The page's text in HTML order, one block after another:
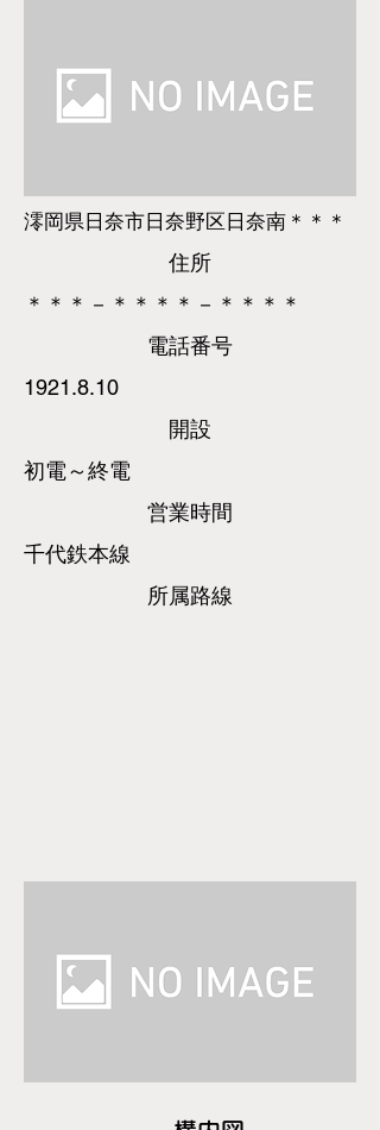
澪岡県日奈市日奈野区日奈南＊＊＊
​住所
＊＊＊－＊＊＊＊－＊＊＊＊
​電話番号
1921.8.10
​開設
初電～終電
営業時間
千代鉄本線
所属路線